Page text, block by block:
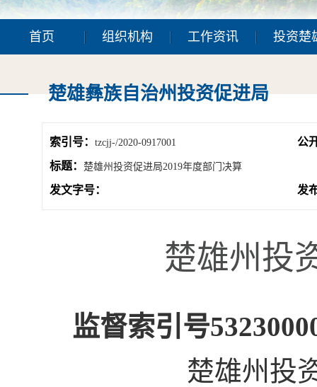
首页 组织机构 工作资讯 投资楚
楚雄彝族自治州投资促进局
索引号： tzcjj-/2020-0917001
公
标题：
楚雄州投资促进局2019年度部门决算
发文字号： 发
楚雄州投
监督索引号
楚雄州投